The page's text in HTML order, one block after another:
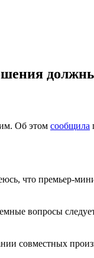
Об этом сообщила
что премьер-
вопросы
совместных